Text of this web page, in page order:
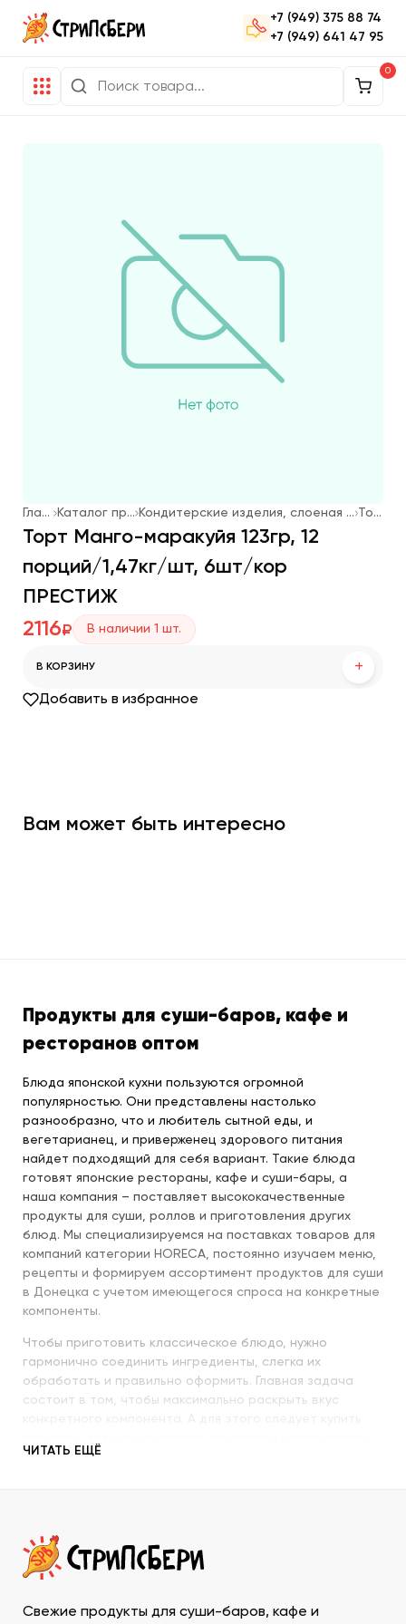
+7 (949) 375 88 74
+7 (949) 641 47 95
0
Главная Каталог продукции Кондитерские изделия, слоеная выпечка, мороженое Торты
Торт Манго-маракуйя 123гр, 12
порций/1,47кг/шт, 6шт/кор
ПРЕСТИЖ
2116₽ В наличии 1 шт.
В КОРЗИНУ +
Добавить в избранное
Вам может быть интересно
Продукты для суши-баров, кафе и
ресторанов оптом
Блюда японской кухни пользуются огромной
популярностью. Они представлены настолько
разнообразно, что и любитель сытной еды, и
вегетарианец, и приверженец здорового питания
найдет подходящий для себя вариант. Такие блюда
готовят японские рестораны, кафе и суши-бары, а
наша компания – поставляет высококачественные
продукты для суши, роллов и приготовления других
блюд. Мы специализируемся на поставках товаров для
компаний категории HORECA, постоянно изучаем меню,
рецепты и формируем ассортимент продуктов для суши
в Донецка с учетом имеющегося спроса на конкретные
компоненты.
Чтобы приготовить классическое блюдо, нужно
гармонично соединить ингредиенты, слегка их
обработать и правильно оформить. Главная задача
состоит в том, чтобы максимально раскрыть вкус
их со знанием всех секретов.
происхождение и свежесть каждого продукта, условия
транспортировки и хранения, дальнейшего
ДНР у нас – значит, получить качественную продукцию
ЧИТАТЬ ЕЩЁ
Свежие продукты для суши-баров, кафе и